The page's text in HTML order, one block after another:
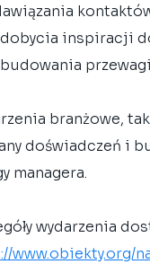
inspiracji
branżowe,
doświadczeń i
managera.
wydarzenia
www.obiekty.org/